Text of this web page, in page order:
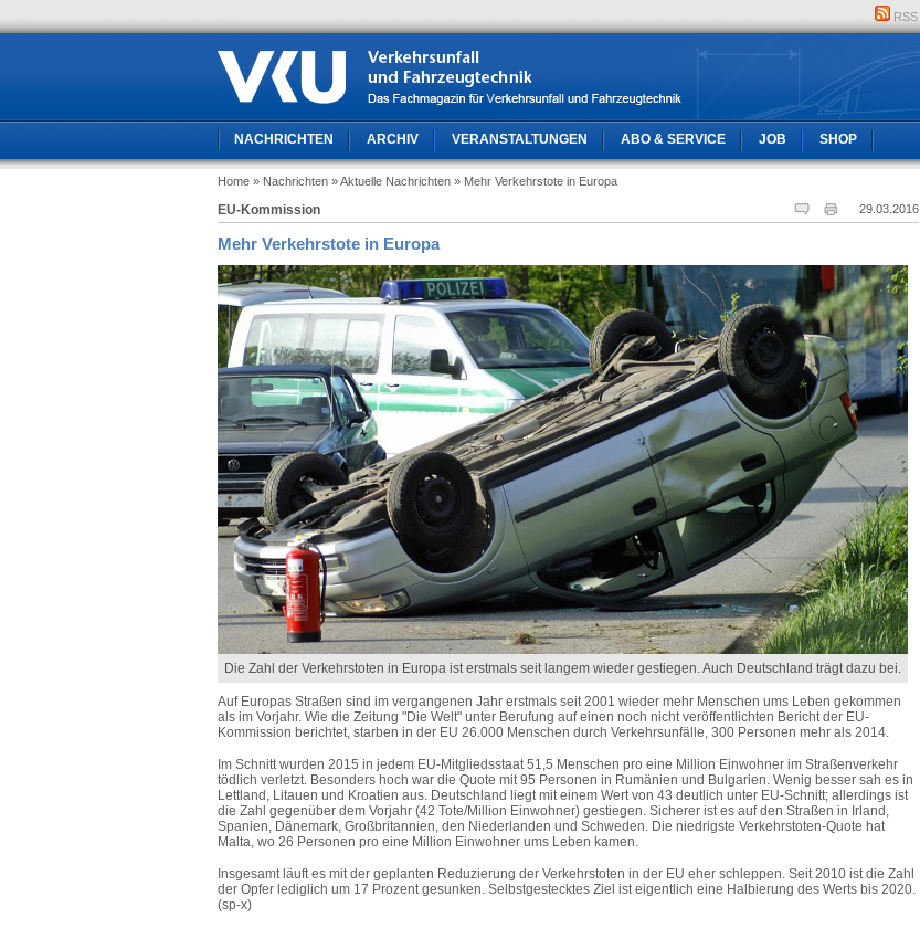
RSS
NACHRICHTEN ARCHIV VERANSTALTUNGEN ABO & SERVICE JOB SHOP
Home » Nachrichten » Aktuelle Nachrichten » Mehr Verkehrstote in Europa
29.03.2016
EU-Kommission
Mehr Verkehrstote in Europa
Die Zahl der Verkehrstoten in Europa ist erstmals seit langem wieder gestiegen. Auch Deutschland trägt dazu bei.
Auf Europas Straßen sind im vergangenen Jahr erstmals seit 2001 wieder mehr Menschen ums Leben gekommen
als im Vorjahr. Wie die Zeitung "Die Welt" unter Berufung auf einen noch nicht veröffentlichten Bericht der EU-
Kommission berichtet, starben in der EU 26.000 Menschen durch Verkehrsunfälle, 300 Personen mehr als 2014.
Im Schnitt wurden 2015 in jedem EU-Mitgliedsstaat 51,5 Menschen pro eine Million Einwohner im Straßenverkehr
tödlich verletzt. Besonders hoch war die Quote mit 95 Personen in Rumänien und Bulgarien. Wenig besser sah es in
Lettland, Litauen und Kroatien aus. Deutschland liegt mit einem Wert von 43 deutlich unter EU-Schnitt; allerdings ist
die Zahl gegenüber dem Vorjahr (42 Tote/Million Einwohner) gestiegen. Sicherer ist es auf den Straßen in Irland,
Spanien, Dänemark, Großbritannien, den Niederlanden und Schweden. Die niedrigste Verkehrstoten-Quote hat
Malta, wo 26 Personen pro eine Million Einwohner ums Leben kamen.
Insgesamt läuft es mit der geplanten Reduzierung der Verkehrstoten in der EU eher schleppen. Seit 2010 ist die Zahl
der Opfer lediglich um 17 Prozent gesunken. Selbstgestecktes Ziel ist eigentlich eine Halbierung des Werts bis 2020.
(sp-x)